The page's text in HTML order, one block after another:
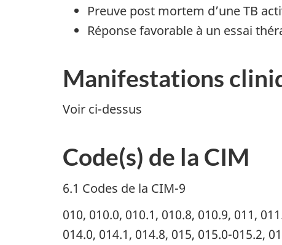
Preuve post mortem d’une TB
Réponse favorable à un essai
Manifestations
Voir ci-dessus
Code(s) de la CIM
6.1 Codes de la CIM-9
010, 010.0, 010.1, 010.8, 010.9, 011,
014.0, 014.1, 014.8, 015, 015.0-015.2,